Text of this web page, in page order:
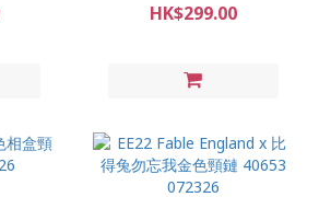
HK$299.00